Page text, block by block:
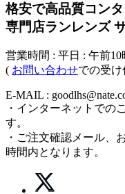
格安で高品質コン
専門店ランレンズ
営業時間 : 平日 : 午前
( お問い合わせでの受
E-MAIL :
・インターネットでの
す。
・ご注文確認メール、
時間内となります。